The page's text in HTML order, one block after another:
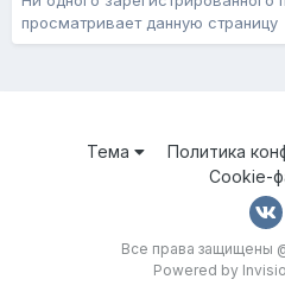
просматривает данную страницу
Тема
Политика
Cookie-
Все права защищены
Powered by